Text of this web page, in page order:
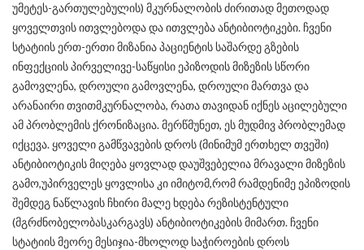
უმეტეს-გართულებულის) მკურნალობის ძირითად მეთოდად
ყოველთვის ითვლებოდა და ითვლება ანტიბიოტიკები. ჩვენი
სტატიის ერთ-ერთი მიზანია პაციენტის საშარდე გზების
ინფექციის პირველივე-საწყისი ეპიზოდის მიზეზის სწორი
გამოვლენა, დროული გამოვლენა, დროული მართვა და
არანაირი თვითმკურნალობა, რათა თავიდან იქნეს აცილებული
ამ პრობლემის ქრონიზაცია. მერწმუნეთ, ეს მუდმივ პრობლემად
იქცევა. ყოველი გამწვავების დროს (მინიმუმ ერთხელ თვეში)
ანტიბიოტიკის მიღება ყოვლად დაუშვებელია მრავალი მიზეზის
გამო,უპირველეს ყოვლისა კი იმიტომ,რომ რამდენიმე ეპიზოდის
შემდეგ ნაწლავის ჩხირი მალე ხდება რეზისტენტული
(მგრძნობელობასკარგავს) ანტიბიოტიკების მიმართ. ჩვენი
სტატიის მეორე მესიჯია-მხოლოდ საჭიროების დროს